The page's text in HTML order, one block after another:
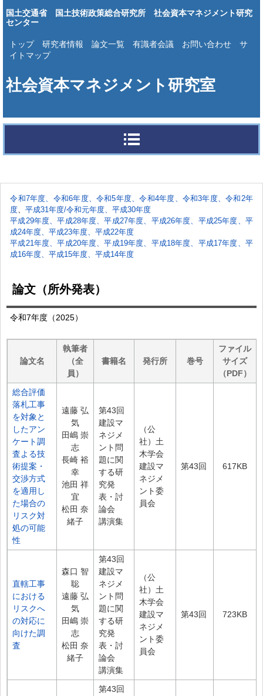
国土交通省 国土技術政策総合研究所 社会資本マネジメント研究
センター
トップ 研究者情報 論文一覧 有識者会議 お問い合わせ
サ
イトマップ
社会資本マネジメント研究室
令和7年度、 令和6年度、令和5年度、令和4年度、 令和3年度、令和2年
度、平成31年度/令和元年度、平成30年度
平成29年度、平成28年度、平成27年度、 平成26年度、 平成25年度、 平
成24年度、平成23年度、平成22年度
平成21年度、平成20年度、平成19年度、 平成18年度、 平成17年度、 平
成16年度、平成15年度、平成14年度
論文（所外発表）
令和7年度 （2025）
論文名
執筆者
（全
員）
書籍名 発行所 巻号
ファイル
サイズ
（PDF）
総合評価
落札工事
を対象と
したアン
ケート調
査よる技
術提案・
交渉方式
を適用し
た場合の
リスク対
処の可能
性
遠藤 弘
気
田嶋 崇
志
長崎 裕
幸
池田 祥
宜
松田 奈
緒子
第43回
建設マ
ネジメ
ント問
題に関
する研
究発
表・討
論会
講演集
（公
社）土
木学会
建設マ
ネジメ
ント委
員会
第43回 617KB
直轄工事
における
リスクへ
の対応に
向けた調
査
森口 智
聡
遠藤 弘
気
田嶋 崇
志
松田 奈
緒子
第43回
建設マ
ネジメ
ント問
題に関
する研
究発
表・討
論会
講演集
（公
社）土
木学会
建設マ
ネジメ
ント委
員会
第43回 723KB
第43回